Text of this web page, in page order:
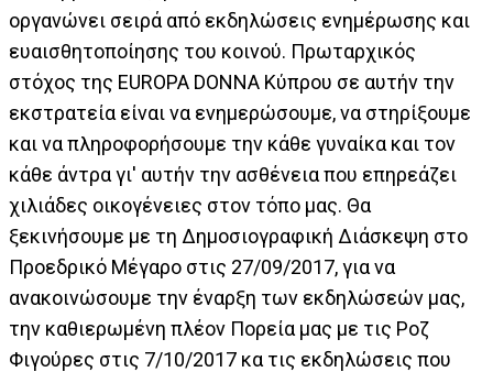
οργανώνει σειρά από εκδηλώσεις ενημέρωσης και
ευαισθητοποίησης του κοινού. Πρωταρχικός
στόχος της EUROPA DONNA Κύπρου σε αυτήν την
εκστρατεία είναι να ενημερώσουμε, να στηρίξουμε
και να πληροφορήσουμε την κάθε γυναίκα και τον
κάθε άντρα γι' αυτήν την ασθένεια που επηρεάζει
χιλιάδες οικογένειες στον τόπο μας. Θα
ξεκινήσουμε με τη Δημοσιογραφική Διάσκεψη στο
Προεδρικό Μέγαρο στις 27/09/2017, για να
ανακοινώσουμε την έναρξη των εκδηλώσεών μας,
την καθιερωμένη πλέον Πορεία μας με τις Ροζ
Φιγούρες στις 7/10/2017 κα τις εκδηλώσεις που